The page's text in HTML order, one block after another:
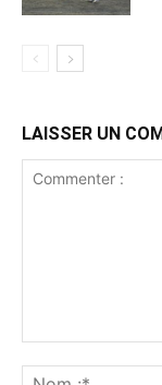
LAISSER UN